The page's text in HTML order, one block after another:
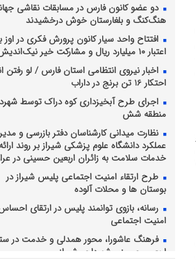
دو عضو کانون فارس در مسابقات نقاشی
هنگ‌کنگ و بلغارستان خوش درخشیدند
افتتاح واحد سیار کانون پرورش فکری در اوز
اعتبار ۱۰ میلیارد ریال و مشارکت خیر نیک‌اندیش
اخبار نیروی انتظامی استان فارس / لو رفتن
احتکار 16 تن برنج در داراب
اجرای طرح آبخیزداری کوه دراک توسط
منطقه شش
نظارت میدانی کارشناسان دفتر بازرسی و
عملکرد دانشگاه علوم پزشکی شیراز بر روند ارائه
خدمات سلامت به زائران اربعین حسینی در
طرح ارتقاء امنیت اجتماعی پلیس شیراز در
بوستان ها و محلات آلوده
رسانه، بازوی توانمند پلیس در ارتقای
امنیت اجتماعی
فرهنگ عاشورا، محور همدلی و خدمت در
اربعین حسینی شهرداری شیراز